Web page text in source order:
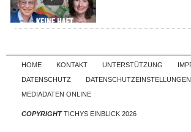
Skip to content
HOME KONTAKT UNTERSTÜTZUNG
DATENSCHUTZ
DATENSCHUTZEINSTELLUNGEN
MEDIADATEN ONLINE
COPYRIGHTTICHYS EINBLICK 2026